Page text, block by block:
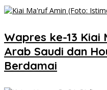
Wapres ke-13 Kiai
Arab Saudi dan
Berdamai